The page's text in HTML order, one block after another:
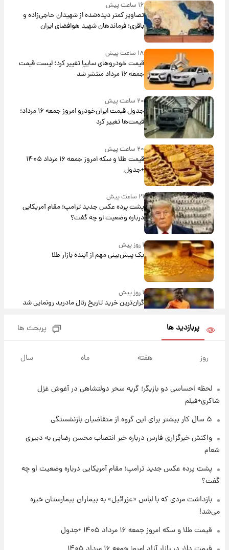
۱۶ ساعت پیش
تصاویر کمتر دیده‌شده از شهیدان حاجی‌زاده و
باقری؛ فرماندهان شهید هوافضای ایران
۱۸ ساعت پیش
قیمت خودروهای سایپا تغییر کرد؛ لیست قیمت
جمعه ۱۶ مرداد منتشر شد
۲۰ ساعت پیش
جدول قیمت ایران‌خودرو امروز جمعه ۱۶ مرداد؛
قیمت‌ها تغییر کرد
۲۰ ساعت پیش
قیمت طلا و سکه امروز جمعه ۱۶ مرداد ۱۴۰۵
+جدول
۲۱ ساعت پیش
پشت پرده عکس جدید ترامپ؛ مقام آمریکایی
درباره وضعیت او چه گفت؟
۱ روز پیش
یک پیش‌بینی مهم از آینده بازار طلا
۱ روز پیش
گران‌ترین خرید تاریخ رئال مادرید رونمایی شد
روزها پربارش‌تر خواهند بود؟
۱ روز پیش
۱ روز پیش
تغییر تند قیمت محصولات ایران‌خودرو و سایپا
امروز پنجشنبه ۱۵ مرداد ۱۴۰۵ +جدول
۱ روز پیش
قیمت طلا و سکه امروز پنجشنبه ۱۵ مرداد ۱۴۰۵
پربازدید ها پربحث ها
روز هفته ماه سال
لحظه احساسی دو بازیگر؛ گریه سحر دولتشاهی در آغوش غزل
شاکری+فیلم
۵ سال کار بیشتر برای این گروه از متقاضیان بازنشستگی
واکنش خبرگزاری فارس درباره خبر انتصاب محسن رضایی به دبیری
شعام
پشت پرده عکس جدید ترامپ؛ مقام آمریکایی درباره وضعیت او چه
گفت؟
بازداشت مردی که با لباس «عزرائیل» به بیماران بیمارستان خیره
می‌شد!
قیمت طلا و سکه امروز جمعه ۱۶ مرداد ۱۴۰۵ +جدول